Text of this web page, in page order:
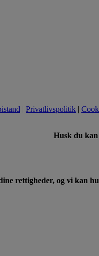
| Privatlivspolitik |
Husk du kan
rettigheder, og vi kan